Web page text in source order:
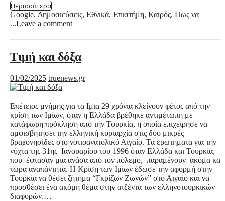
Περισσότερα
Google, Δημοσιεύσεις, Εθνικά, Επιστήμη, Καιρός, Πως να
...Leave a comment
Τιμή και δόξα
01/02/2025 truenews.gr
Επέτειος μνήμης για τα Ιμια 29 χρόνια κλείνουν φέτος από την
κρίση των Ιμίων, όταν η Ελλάδα βρέθηκε αντιμέτωπη με
κατάφωρη πρόκληση από την Τουρκία, η οποία επιχείρησε να
αμφισβητήσει την ελληνική κυριαρχία στις δύο μικρές
βραχονησίδες στο νοτιοανατολικό Αιγαίο. Τα ερωτήματα για την
νύχτα της 31ης Ιανουαρίου του 1996 όταν Ελλάδα και Τουρκία,
που έφτασαν μια ανάσα από τον πόλεμο, παραμένουν ακόμα και
τώρα αναπάντητα. Η Κρίση των Ιμίων έδωσε την αφορμή στην
Τουρκία να θέσει ζήτημα “Γκρίζων Ζωνών” στο Αιγαίο και να
προσθέσει ένα ακόμη θέμα στην ατζέντα των ελληνοτουρκικών
διαφορών.…